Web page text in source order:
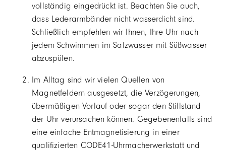
vollständig eingedrückt ist. Beachten Sie auch,
dass Lederarmbänder nicht wasserdicht sind.
Schließlich empfehlen wir Ihnen, Ihre Uhr nach
jedem Schwimmen im Salzwasser mit Süßwasser
abzuspülen.
Im Alltag sind wir vielen Quellen von
Magnetfeldern ausgesetzt, die Verzögerungen,
übermäßigen Vorlauf oder sogar den Stillstand
der Uhr verursachen können. Gegebenenfalls sind
eine einfache Entmagnetisierung in einer
qualifizierten CODE41-Uhrmacherwerkstatt und